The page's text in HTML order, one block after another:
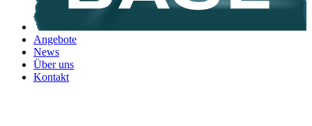
Angebote
News
Über uns
Kontakt